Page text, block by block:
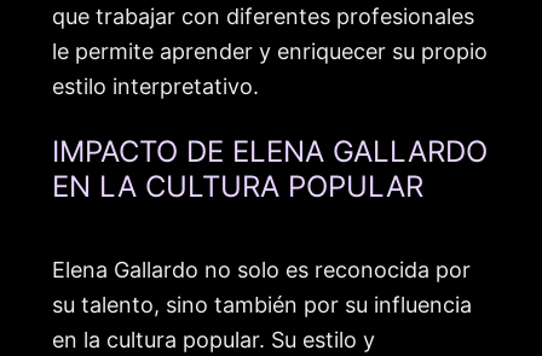
que trabajar con diferentes profesionales
le permite aprender y enriquecer su propio
estilo interpretativo.
IMPACTO DE ELENA GALLARDO
EN LA CULTURA POPULAR
Elena Gallardo no solo es reconocida por
su talento, sino también por su influencia
en la cultura popular. Su estilo y